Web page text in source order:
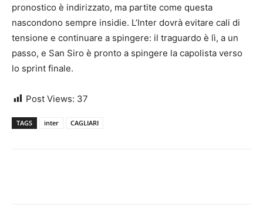
pronostico è indirizzato, ma partite come questa
nascondono sempre insidie. L’Inter dovrà evitare cali di
tensione e continuare a spingere: il traguardo è lì, a un
passo, e San Siro è pronto a spingere la capolista verso
lo sprint finale.
Post Views: 37
TAGS inter CAGLIARI